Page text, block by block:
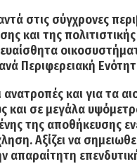
στις σύγχρονες
και της
Περιφερειακή
ανατροπές και για τα
και σε μεγάλα
της αποθήκευσης
Αξίζει να
απαραίτητη